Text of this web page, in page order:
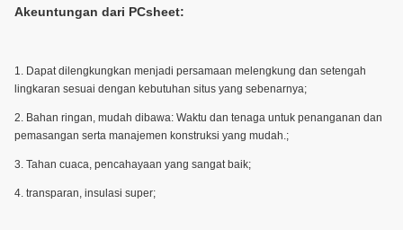
Akeuntungan dari PCsheet:
1. Dapat dilengkungkan menjadi persamaan melengkung dan setengah
lingkaran sesuai dengan kebutuhan situs yang sebenarnya;
2. Bahan ringan, mudah dibawa: Waktu dan tenaga untuk penanganan dan
pemasangan serta manajemen konstruksi yang mudah.;
3. Tahan cuaca, pencahayaan yang sangat baik;
4. transparan, insulasi super;